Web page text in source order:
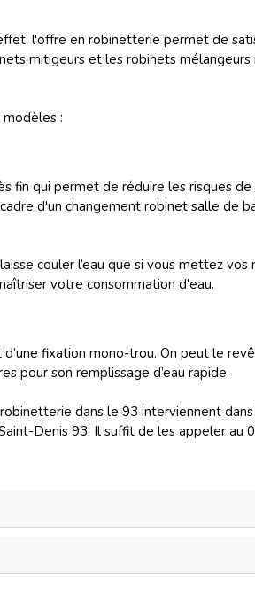
l'offre en robinetterie permet de
mitigeurs et les robinets
:
fin qui permet de réduire les risques
d'un changement robinet salle de
couler l’eau que si vous mettez vos
votre consommation d'eau.
d’une fixation mono-trou. On peut le
pour son remplissage d’eau rapide.
dans le 93 interviennent dans
Denis 93. Il suffit de les appeler au